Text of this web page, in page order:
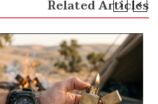
Related Articles